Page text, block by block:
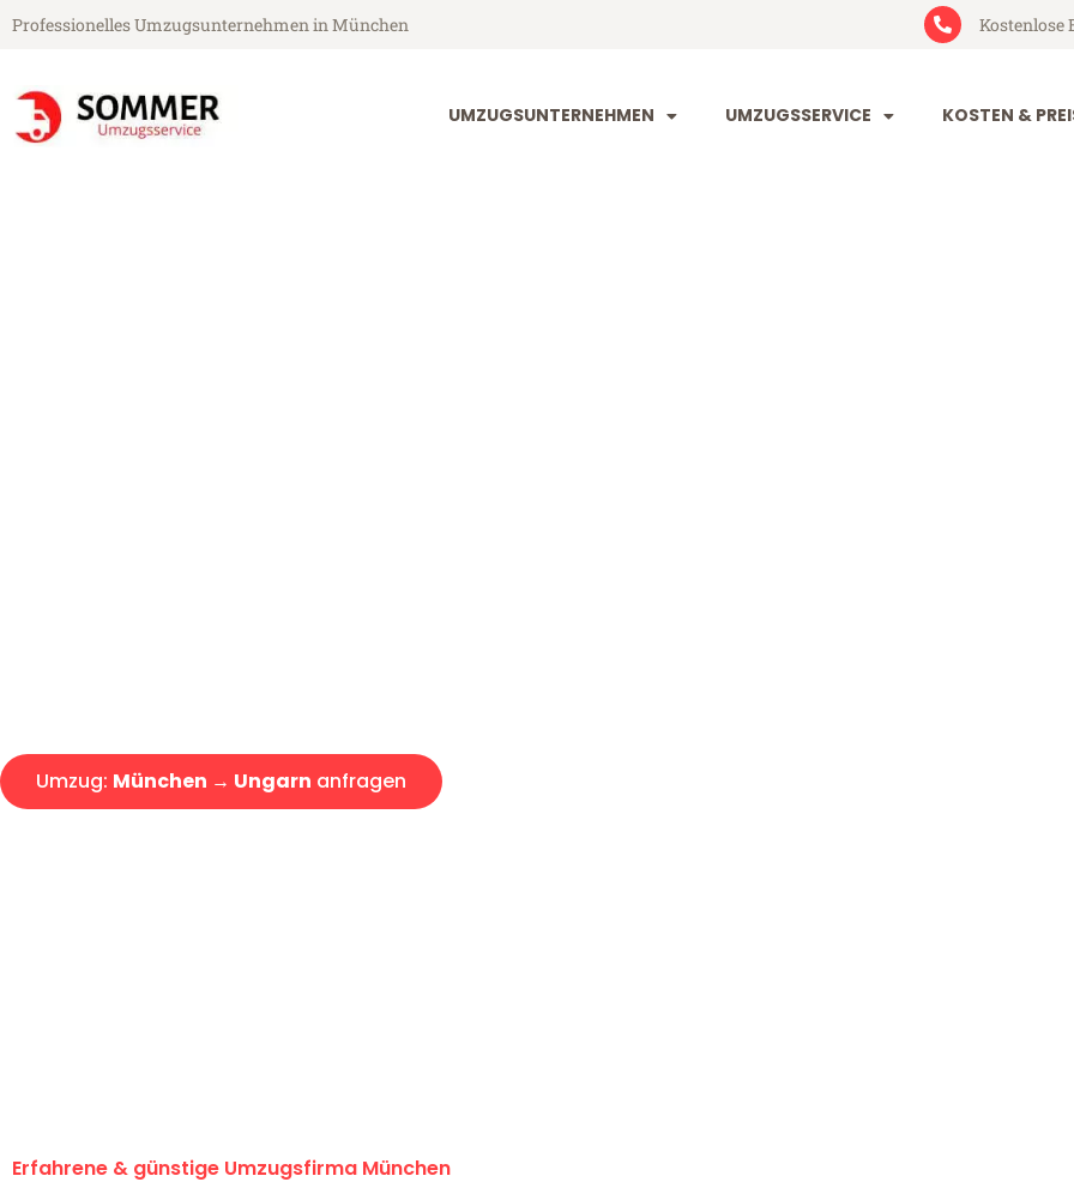
Professionelles Umzugsunternehmen in München Kostenlose
UMZUGSUNTERNEHMEN UMZUGSSERVICE KOSTEN &
Umzug: München → Ungarn anfragen
Erfahrene & günstige Umzugsfirma München